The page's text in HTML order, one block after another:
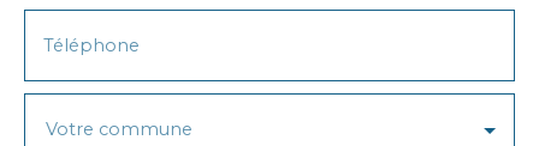
Téléphone
Votre commune